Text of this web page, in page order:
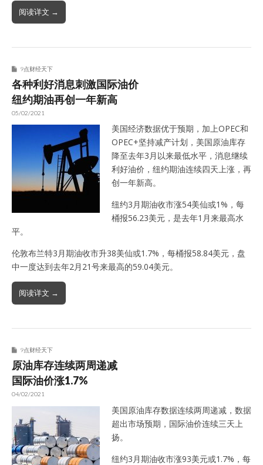
阅读详文 →
9点财经天下
各种利好消息刺激国际油价
纽约期油再创一年新高
05/02/2021
美国经济数据优于预期，加上OPEC和
OPEC+坚持减产计划，美国原油库存
降至去年3月以来最低水平，消息继续
利好油价，纽约期油连续四天上涨，再
创一年新高。
纽约3月期油收市涨54美仙或1%，每
桶报56.23美元，是去年1月来最高水
平。
伦敦布兰特3月期油收市升38美仙或1.7%，每桶报58.84美元，盘
中一度达到去年2月21号来最高的59.04美元。
阅读详文 →
9点财经天下
原油库存连续两周递减
国际油价涨1.7%
04/02/2021
美国原油库存数据连续两周递减，数据
超出市场预期，国际油价连续三天上
扬。
纽约3月期油收市涨93美元或1.7%，每